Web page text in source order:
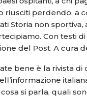
riusciti perdendo, a
Storia non
Con testi
del Post. A cura
bene è la rivista
si parla, quali